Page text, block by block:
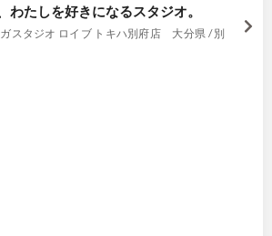
わたしを好きになるスタジオ。
スタジオ ロイブ トキハ別府店 大分県 / 別